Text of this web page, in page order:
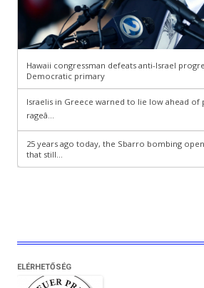
ELÉRHETŐSÉG